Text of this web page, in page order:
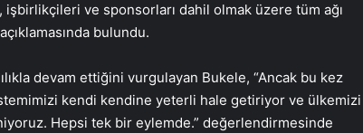
ve sponsorları dahil olmak üzere tüm ağı
bulundu.
devam ettiğini vurgulayan Bukele, “Ancak bu kez
kendi kendine yeterli hale getiriyor ve ülkemizi
Hepsi tek bir eylemde.” değerlendirmesinde